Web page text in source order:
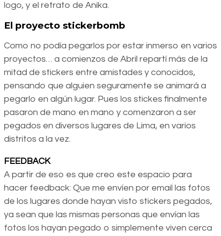
logo, y el retrato de Anika.
El proyecto stickerbomb
Como no podía pegarlos por estar inmerso en varios
proyectos… a comienzos de Abril repartí más de la
mitad de stickers entre amistades y conocidos,
pensando que alguien seguramente se animará a
pegarlo en algún lugar. Pues los stickes finalmente
pasaron de mano en mano y comenzaron a ser
pegados en diversos lugares de Lima, en varios
distritos a la vez.
FEEDBACK
A partir de eso es que creo este espacio para
hacer feedback: Que me envíen por email las fotos
de los lugares donde hayan visto stickers pegados,
ya sean que las mismas personas que envían las
fotos los hayan pegado o simplemente viven cerca